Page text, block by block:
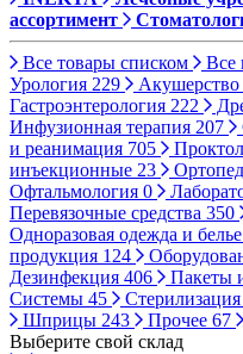
ассортимент
Все товары списком Все
Урология 229 Акушерство
Гастроэнтерология 222
Инфузионная терапия 207
и реанимация 705
инъекционные 23
Офтальмология 0
Перевязочные средства 350
Одноразовая одежда и белье
продукция 124
Дезинфекция 406 Пакеты
Системы 45 Стерилизация
Шприцы 243 Прочее 67
Выберите свой склад